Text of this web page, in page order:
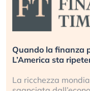
Quando la finanza
L’America sta
La ricchezza